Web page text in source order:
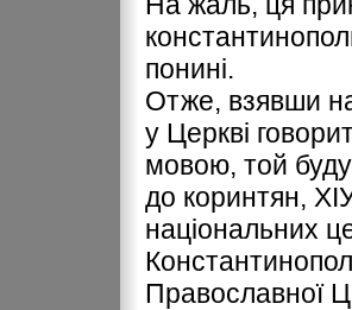
понині.
Отже, взявши на
у Церкві
мовою, той
до коринтян,
національних
Православної